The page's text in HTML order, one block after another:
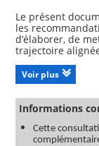
Le présent
les
d’élaborer, de
trajectoire
des mesures et
réalisés par
l’objectif
l’Accord de Paris
Le présent
les
suivantes :
Voir plus
Informations
Cette